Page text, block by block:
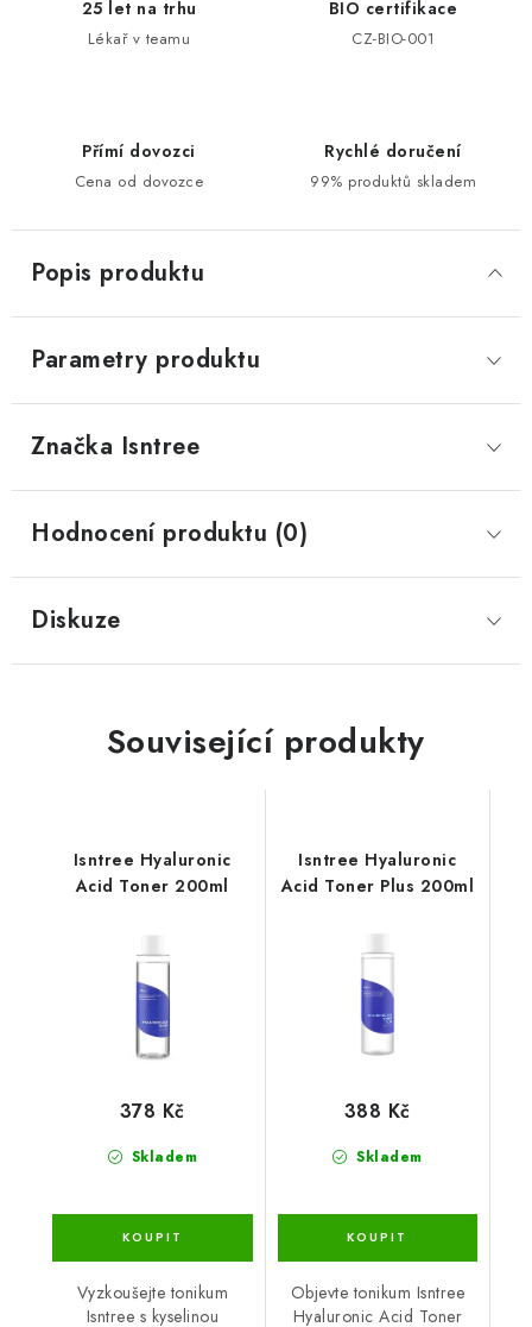
25 let na trhu
Lékař v teamu
BIO certifikace
CZ-BIO-001
Přímí dovozci
Cena od dovozce
Rychlé doručení
99% produktů skladem
Popis produktu
Parametry produktu
Značka Isntree
Hodnocení produktu (0)
Diskuze
Související produkty
Isntree Hyaluronic
Acid Toner 200ml
Skladem
378 Kč
Vyzkoušejte tonikum
Isntree s kyselinou
Isntree Hyaluronic
Acid Toner Plus 200ml
Skladem
388 Kč
Objevte tonikum Isntree
Hyaluronic Acid Toner